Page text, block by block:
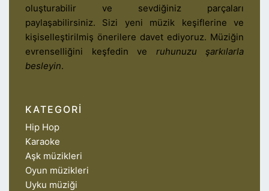
oluşturabilir ve sevdiğiniz parçaları
paylaşabilirsiniz. Sizi yeni müzik keşiflerine ve
kişiselleştirilmiş önerilere davet ediyoruz. Müziğin
evrenselliğini keşfedin ve ruhunuzu şarkılarla
besleyin.
KATEGORI
Hip Hop
Karaoke
Aşk müzikleri
Oyun müzikleri
Uyku müziği